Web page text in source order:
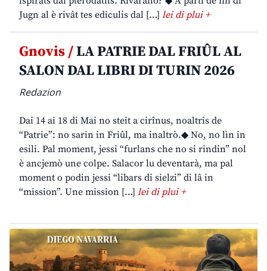
Jugn al è rivât tes ediculis dal […] lei di plui +
Gnovis /LA PATRIE DAL FRIÛL AL
SALON DAL LIBRI DI TURIN 2026
Redazion
Dai 14 ai 18 di Mai no steit a cirînus, noaltris de
“Patrie”: no sarin in Friûl, ma inaltrò.◆ No, no lìn in
esili. Pal moment, jessi “furlans che no si rindin” nol
è ancjemò une colpe. Salacor lu deventarà, ma pal
moment o podin jessi “libars di sielzi” di lâ in
“mission”. Une mission […] lei di plui +